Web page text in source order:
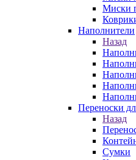
Миски
Наполнители
Назад
Переноски
Назад
Сумки